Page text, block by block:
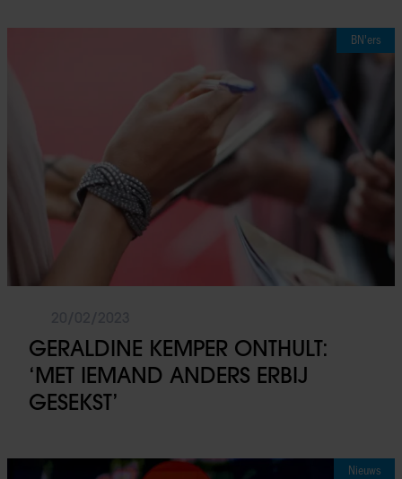
BN'ers
GERALDINE KEMPER ONTHULT:
‘MET IEMAND ANDERS ERBIJ
GESEKST’
Nieuws